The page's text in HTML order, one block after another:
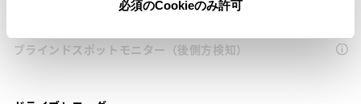
必須のCookieのみ許可
ブラインドスポットモニター（後側方検知）